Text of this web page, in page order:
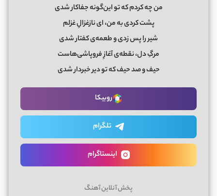
من چه کردم که تو این‌گونه جفاکار شدی
پشت کردی به من، ای نازغزالِ غزلم
شیر را پس زدی و طعمه‌ی کفتار شدی
مرگِ دل، نقطه‌ی آغازِ فروپاشی‌هاست
حیف و صد حیف که تو دیر خبردار شدی
روبیکا
تلگرام
اینستاگرام
پخش آنلاین آهنگ